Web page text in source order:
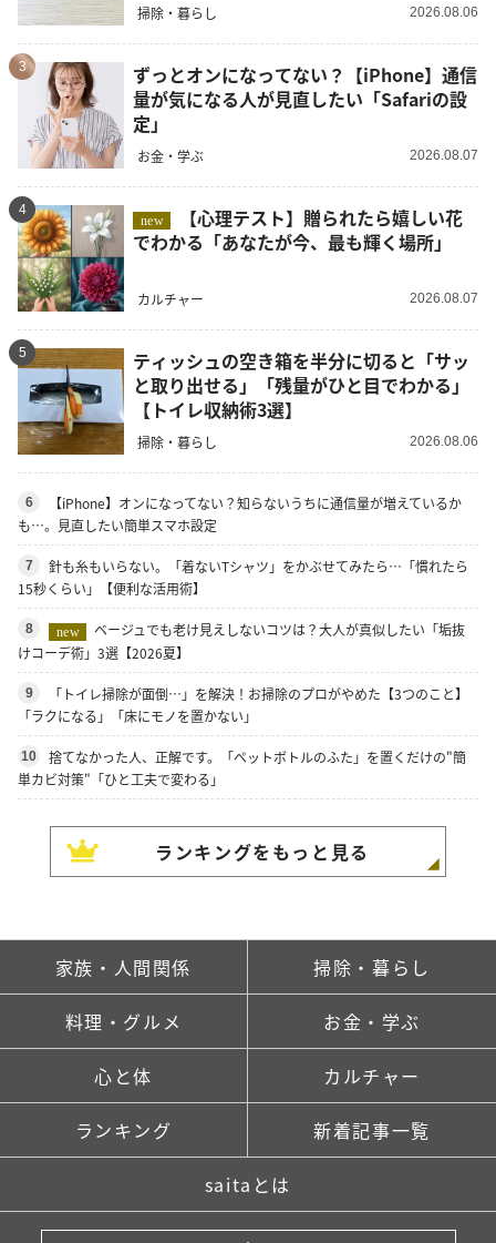
掃除・暮らし 2026.08.06
3
ずっとオンになってない？【iPhone】通信
量が気になる人が見直したい「Safariの設
定」
お金・学ぶ 2026.08.07
4
new
でわかる「あなたが今、最も輝く場所」
カルチャー 2026.08.07
5
ティッシュの空き箱を半分に切ると「サッ
と取り出せる」「残量がひと目でわかる」
【トイレ収納術3選】
掃除・暮らし 2026.08.06
6
【iPhone】オンになってない？知らないうちに通信量が増えているか
も…。見直したい簡単スマホ設定
7
針も糸もいらない。「着ないTシャツ」をかぶせてみたら…「慣れたら
15秒くらい」【便利な活用術】
8 new
ベージュでも老け見えしないコツは？大人が真似したい「垢抜
けコーデ術」3選【2026夏】
9
「トイレ掃除が面倒…」を解決！お掃除のプロがやめた【3つのこと】
「ラクになる」「床にモノを置かない」
10
捨てなかった人、正解です。「ペットボトルのふた」を置くだけの"簡
単カビ対策"「ひと工夫で変わる」
ランキングをもっと見る
家族・人間関係 掃除・暮らし
料理・グルメ お金・学ぶ
心と体 カルチャー
ランキング 新着記事一覧
saitaとは